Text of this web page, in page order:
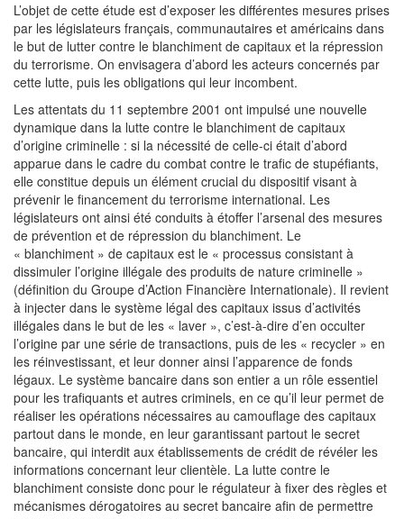
L’objet de cette étude est d’exposer les différentes mesures prises
par les législateurs français, communautaires et américains dans
le but de lutter contre le blanchiment de capitaux et la répression
du terrorisme. On envisagera d’abord les acteurs concernés par
cette lutte, puis les obligations qui leur incombent.
Les attentats du 11 septembre 2001 ont impulsé une nouvelle
dynamique dans la lutte contre le blanchiment de capitaux
d’origine criminelle : si la nécessité de celle-ci était d’abord
apparue dans le cadre du combat contre le trafic de stupéfiants,
elle constitue depuis un élément crucial du dispositif visant à
prévenir le financement du terrorisme international. Les
législateurs ont ainsi été conduits à étoffer l’arsenal des mesures
de prévention et de répression du blanchiment. Le
« blanchiment » de capitaux est le « processus consistant à
dissimuler l’origine illégale des produits de nature criminelle »
(définition du Groupe d’Action Financière Internationale). Il revient
à injecter dans le système légal des capitaux issus d’activités
illégales dans le but de les « laver », c’est-à-dire d’en occulter
l’origine par une série de transactions, puis de les « recycler » en
les réinvestissant, et leur donner ainsi l’apparence de fonds
légaux. Le système bancaire dans son entier a un rôle essentiel
pour les trafiquants et autres criminels, en ce qu’il leur permet de
réaliser les opérations nécessaires au camouflage des capitaux
partout dans le monde, en leur garantissant partout le secret
bancaire, qui interdit aux établissements de crédit de révéler les
informations concernant leur clientèle. La lutte contre le
blanchiment consiste donc pour le régulateur à fixer des règles et
mécanismes dérogatoires au secret bancaire afin de permettre